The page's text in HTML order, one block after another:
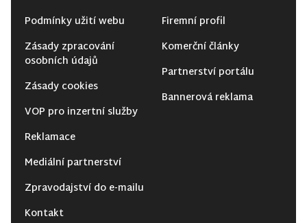
Podmínky užití webu
Zásady zpracování
osobních údajů
Zásady cookies
VOP pro inzertní služby
Reklamace
Mediální partnerství
Zpravodajství do e-mailu
Kontakt
Firemní profil
Komerční články
Partnerství portálu
Bannerová reklama